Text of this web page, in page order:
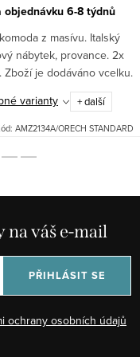
objednávku 6-8 týdnů
z masívu. Italský
nábytek, provance. 2x
Zboží je dodáváno vcelku.
varianty
+ další
AMZ2134A/ORECH STANDARD
váš e-mail
ochrany osobních údajů
PŘIHLÁSIT SE